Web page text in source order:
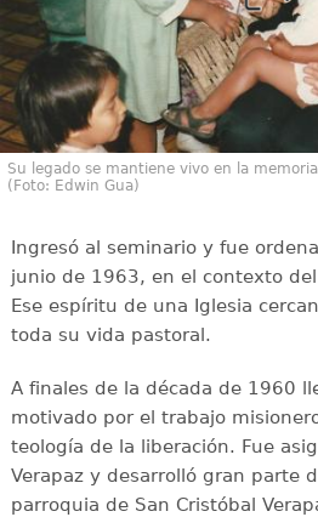
Su legado se mantiene vivo en la
(Foto: Edwin Gua)
Ingresó al seminario y fue
junio de 1963, en el contexto del
Ese espíritu de una Iglesia
toda su vida pastoral.
A finales de la década de 1960
motivado por el trabajo
teología de la liberación. Fue
Verapaz y desarrolló gran parte
parroquia de San Cristóbal